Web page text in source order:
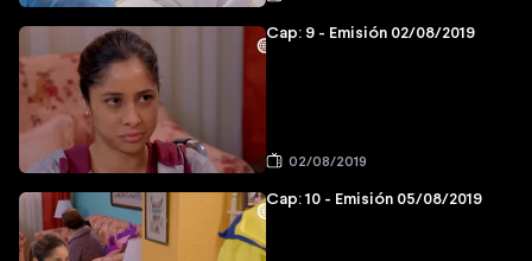
Cap: 9 - Emisión 02/08/2019
02/08/2019
Cap: 10 - Emisión 05/08/2019